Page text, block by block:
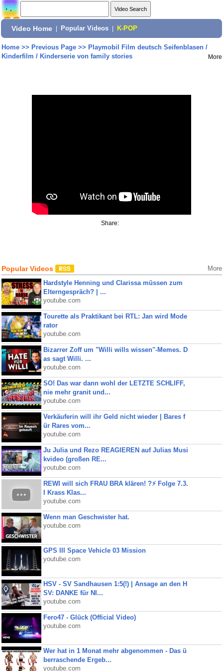
Video Home Popular Videos K-POP
Home>> Previous Page>> Playmobil Film deutsch Seifenblasen /
Kinderfilm / Kinderserie von family stories
More
Share:
Popular Videos More
Hardstyle Henning und Clarissa müssen zum
Elterngespräch? | ...
youtube.com
Tourette als Praktikant bei RTL: Jan wird Mode
rator
youtube.com
Bizarrer Zoff um "Willi wills wissen"-Memes. D
as sagt Willi. ...
youtube.com
SO! Das war dann wohl der LETZTE SCHLIFF,
nie mehr granit und...
youtube.com
Verkäuferin will ihr Geld nicht wieder | Bares f
ür Rares vom...
youtube.com
Ju Julia und Rezo REAGIEREN auf Julias Musi
kvideo (großen RE...
youtube.com
REWI will sich FRAU BRA klären! ?⚡️ Folge 7.3.
I Krass Klas...
youtube.com
Wenn man Geschwister hat.
youtube.com
GPS III Space Vehicle 03 Mission
youtube.com
HSV - SV Sandhausen 1:5(!) | Ansage an den H
SV: DANKE für NI...
youtube.com
Fero47 - Glück (Official Video)
youtube.com
Wer hat in 1 Monat mehr abgenommen - Das ü
berraschende Ergeb...
youtube.com